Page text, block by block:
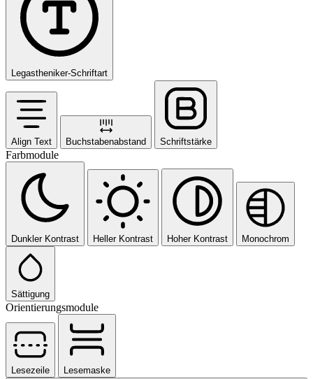
Legastheniker-Schriftart
Align Text Buchstabenabstand Schriftstärke
Farbmodule
Dunkler Kontrast Heller Kontrast Hoher Kontrast Monochrom
Sättigung
Orientierungsmodule
Lesezeile
Lesemaske